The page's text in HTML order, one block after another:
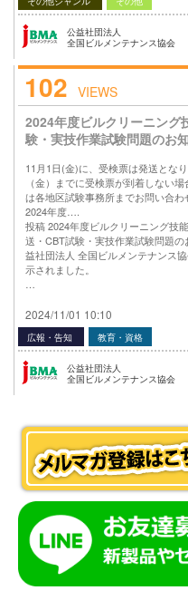
公益社団法人
全国ビルメンテナンス協会
102 VIEWS
2024年度ビルクリーニン
験・実技作業試験問題のお
11月1日(金)に、受検票は発送とな
（金）までに受検票が到着しない
は各地区試験事務所までお問い合わ
2024年度….
投稿 2024年度ビルクリーニング技
送・CBT試験・実技作業試験問題の
益社団法人 全国ビルメンテナンス
示されました。
2024/11/01 10:10
広報・告知 教育・資格
公益社団法人
全国ビルメンテナンス協会